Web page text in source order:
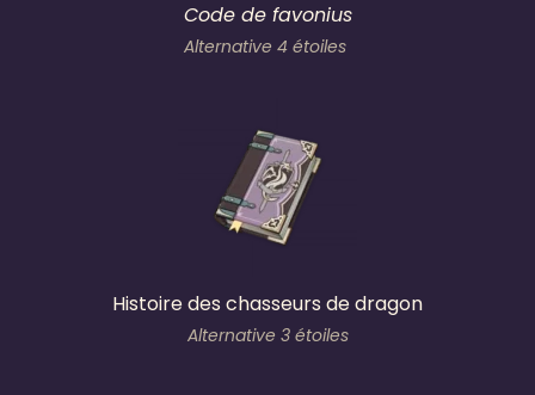
Code de favonius
Alternative 4 étoiles
Histoire des chasseurs de dragon
Alternative 3 étoiles